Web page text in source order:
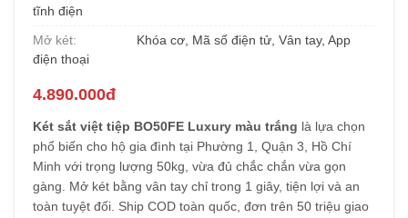
tĩnh điện
Mở két:
Khóa cơ, Mã số điện tử, Vân tay, App
điện thoại
4.890.000đ
Két sắt việt tiệp BO50FE Luxury màu trắng là lựa chọn
phổ biến cho hộ gia đình tại Phường 1, Quận 3, Hồ Chí
Minh với trọng lượng 50kg, vừa đủ chắc chắn vừa gọn
gàng. Mở két bằng vân tay chỉ trong 1 giây, tiện lợi và an
toàn tuyệt đối. Ship COD toàn quốc, đơn trên 50 triệu giao